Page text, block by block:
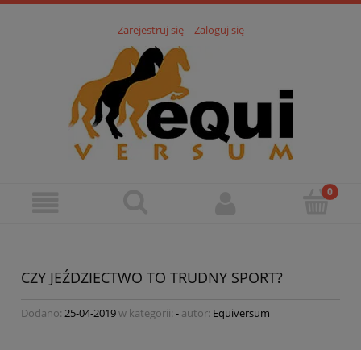
Zarejestruj się Zaloguj się
CZY JEŹDZIECTWO TO TRUDNY SPORT?
Dodano: 25-04-2019w kategorii: - autor: Equiversum